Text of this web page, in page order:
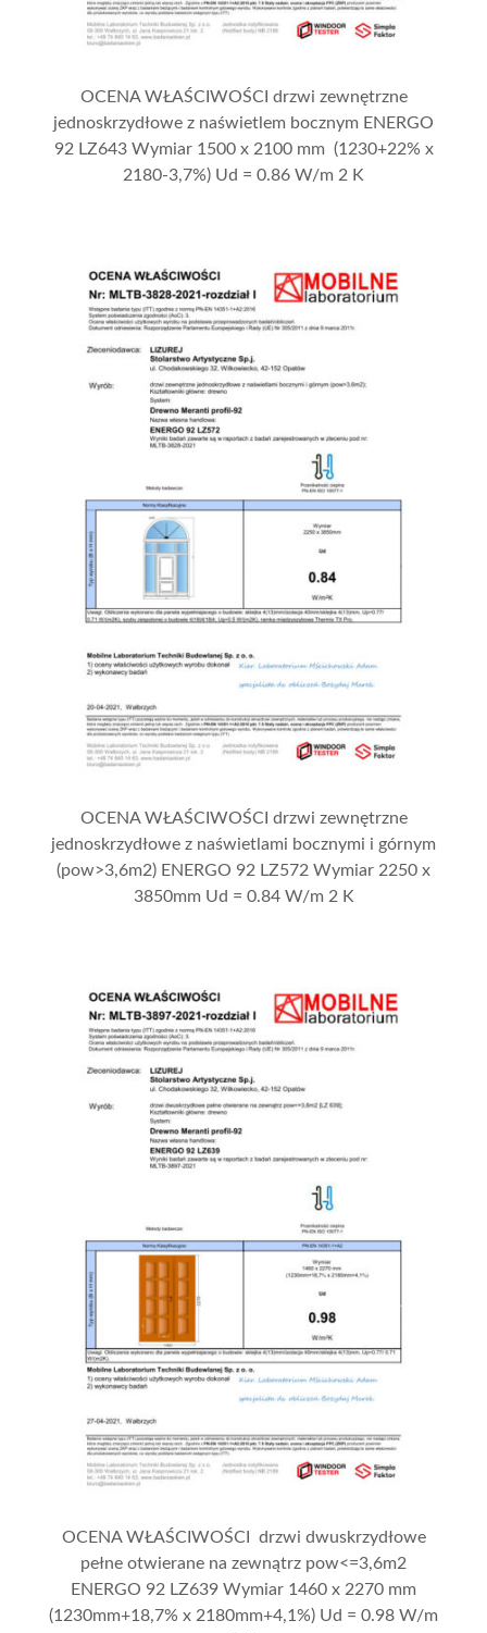
OCENA WŁAŚCIWOŚCI drzwi zewnętrzne
jednoskrzydłowe z naświetlem bocznym ENERGO
92 LZ643 Wymiar 1500 x 2100 mm (1230+22% x
2180-3,7%) Ud = 0.86 W/m 2 K
OCENA WŁAŚCIWOŚCI drzwi zewnętrzne
jednoskrzydłowe z naświetlami bocznymi i górnym
(pow>3,6m2) ENERGO 92 LZ572 Wymiar 2250 x
3850mm Ud = 0.84 W/m 2 K
OCENA WŁAŚCIWOŚCI drzwi dwuskrzydłowe
pełne otwierane na zewnątrz pow<=3,6m2
ENERGO 92 LZ639 Wymiar 1460 x 2270 mm
(1230mm+18,7% x 2180mm+4,1%) Ud = 0.98 W/m